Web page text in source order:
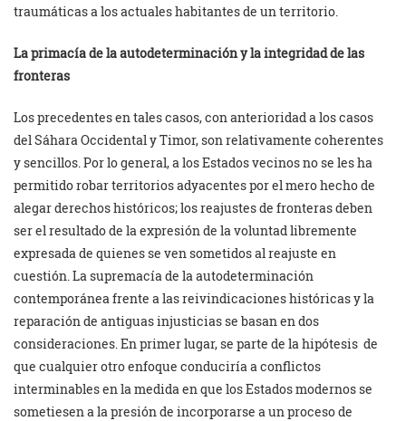
traumáticas a los actuales habitantes de un territorio.
La primacía de la autodeterminación y la integridad de las
fronteras
Los precedentes en tales casos, con anterioridad a los casos
del Sáhara Occidental y Timor, son relativamente coherentes
y sencillos. Por lo general, a los Estados vecinos no se les ha
permitido robar territorios adyacentes por el mero hecho de
alegar derechos históricos; los reajustes de fronteras deben
ser el resultado de la expresión de la voluntad libremente
expresada de quienes se ven sometidos al reajuste en
cuestión. La supremacía de la autodeterminación
contemporánea frente a las reivindicaciones históricas y la
reparación de antiguas injusticias se basan en dos
consideraciones. En primer lugar, se parte de la hipótesis de
que cualquier otro enfoque conduciría a conflictos
interminables en la medida en que los Estados modernos se
sometiesen a la presión de incorporarse a un proceso de